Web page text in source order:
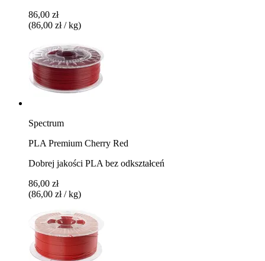
86,00 zł
(86,00 zł / kg)
Spectrum
PLA Premium Cherry Red
Dobrej jakości PLA bez odkształceń
86,00 zł
(86,00 zł / kg)